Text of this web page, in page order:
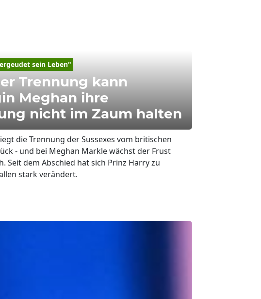
sein Leben"
Trennung kann
Meghan ihre
nicht im Zaum halten
die Trennung der Sussexes vom britischen
- und bei Meghan Markle wächst der Frust
Seit dem Abschied hat sich Prinz Harry zu
stark verändert.